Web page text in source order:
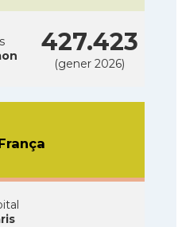
427.423
(gener 2026)